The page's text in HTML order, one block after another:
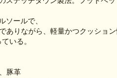
ソールで、
ありながら、軽量かつクッション
いる。
豚革